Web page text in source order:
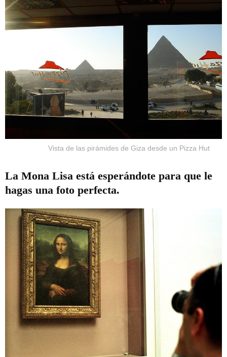
Vista de las pirámides de Giza desde un Pizza Hut
La Mona Lisa está esperándote para que le
hagas una foto perfecta.